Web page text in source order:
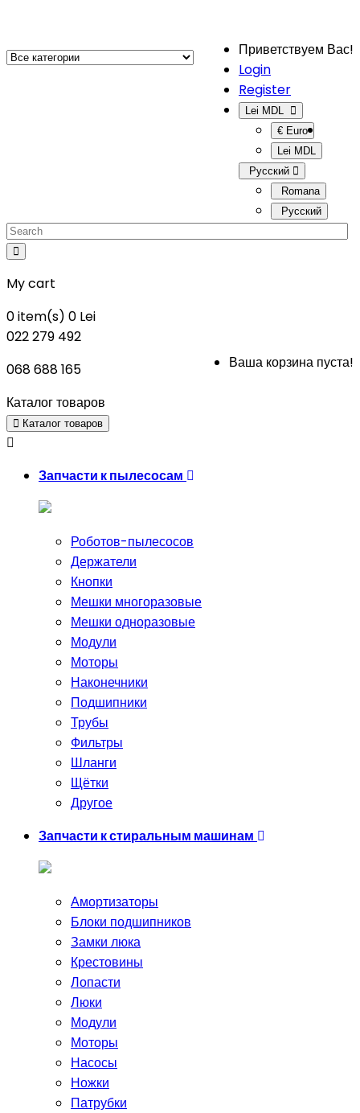
Приветствуем Вас!
Login
Register
€ Euro
Lei MDL
Русский
Romana
Русский
My cart
0item(s) 0 Lei
Ваша корзина пуста!
022 279 492
068 688 165
Каталог товаров
Каталог товаров
Запчасти к пылесосам
Роботов-пылесосов
Держатели
Кнопки
Мешки многоразовые
Мешки одноразовые
Модули
Моторы
Наконечники
Подшипники
Трубы
Фильтры
Шланги
Щётки
Другое
Запчасти к стиральным машинам
Амортизаторы
Блоки подшипников
Замки люка
Крестовины
Лопасти
Люки
Модули
Моторы
Насосы
Ножки
Патрубки